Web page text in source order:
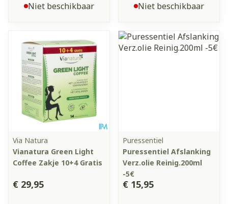
Niet beschikbaar Niet beschikbaar
Via Natura
Vianatura Green Light
Coffee Zakje 10+4 Gratis
€ 29,95
Puressentiel
Puressentiel Afslanking
Verz.olie Reinig.200ml
-5€
€ 15,95